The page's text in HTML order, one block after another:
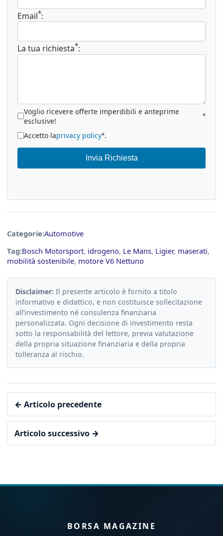
Email*:
La tua richiesta*:
Voglio ricevere offerte imperdibili e anteprime
esclusive!
*
Accetto laprivacy policy*.
Invia Richiesta
Categorie:Automotive
Tag:Bosch Motorsport, idrogeno, Le Mans, Ligier, maserati,
mobilità sostenibile, motore V6 Nettuno
Disclaimer: Il presente articolo è fornito a titolo
informativo e didattico, e non costituisce sollecitazione
all’investimento né consulenza finanziaria
personalizzata. Ogni decisione di investimento resta
sotto la responsabilità del lettore, previa valutazione
della propria situazione finanziaria e della propria
tolleranza al rischio.
← Articolo precedente
Articolo successivo →
BORSA MAGAZINE